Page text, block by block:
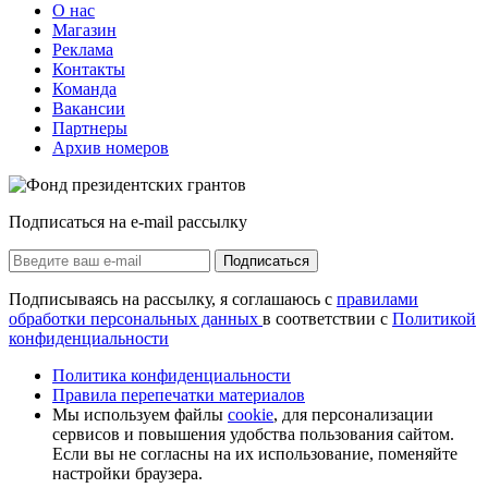
О нас
Магазин
Реклама
Контакты
Команда
Вакансии
Партнеры
Архив номеров
Подписаться на e-mail рассылку
Подписаться
Подписываясь на рассылку, я соглашаюсь с правилами
обработки персональных данных в соответствии с Политикой
конфиденциальности
Политика конфиденциальности
Правила перепечатки материалов
Мы используем файлы cookie, для персонализации
сервисов и повышения удобства пользования сайтом.
Если вы не согласны на их использование, поменяйте
настройки браузера.